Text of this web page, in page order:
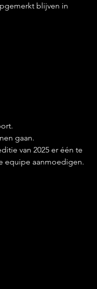
blijven in
gaan.
van 2025 er één te
equipe aanmoedigen.